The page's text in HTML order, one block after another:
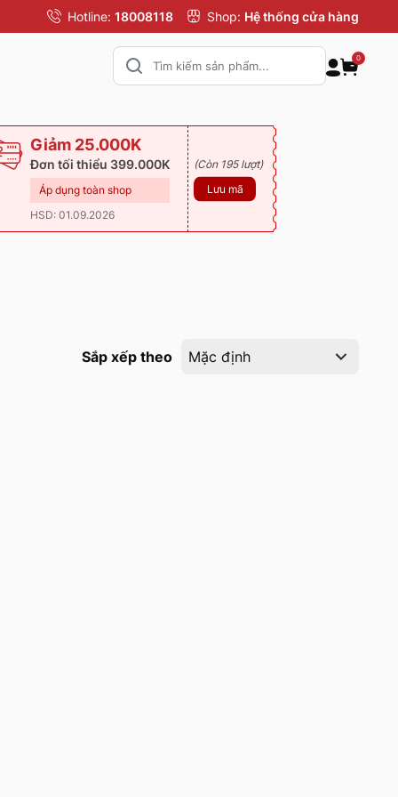
Hotline: 18008118 Shop: Hệ thống cửa hàng
0
Giảm 25.000K
Đơn tối thiểu 399.000K
Áp dụng toàn shop
HSD: 01.09.2026
(Còn 195 lượt)
Lưu mã
Sắp xếp theo Mặc định